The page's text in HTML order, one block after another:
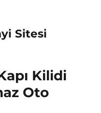
Sitesi
Kilidi
Oto